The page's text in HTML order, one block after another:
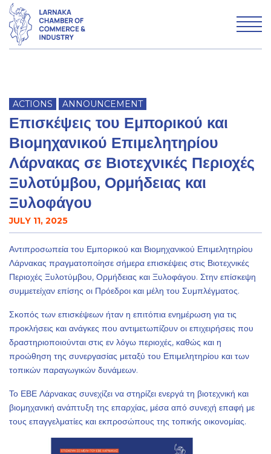
WHAT WE DO
MEMBERSHIP
Advertise with LCCI
Why Larnaka
News & Articles
Contact us
ACTIONS ANNOUNCEMENT
Επισκέψεις του Εμπορικού και
Βιομηχανικού Επιμελητηρίου
Λάρνακας σε Βιοτεχνικές Περιοχές
Ξυλοτύμβου, Ορμήδειας και
Ξυλοφάγου
JULY 11, 2025
Αντιπροσωπεία του Εμπορικού και Βιομηχανικού Επιμελητηρίου
Λάρνακας πραγματοποίησε σήμερα επισκέψεις στις Βιοτεχνικές
Περιοχές Ξυλοτύμβου, Ορμήδειας και Ξυλοφάγου. Στην επίσκεψη
συμμετείχαν επίσης οι Πρόεδροι και μέλη του Συμπλέγματος.
Σκοπός των επισκέψεων ήταν η επιτόπια ενημέρωση για τις
προκλήσεις και ανάγκες που αντιμετωπίζουν οι επιχειρήσεις που
δραστηριοποιούνται στις εν λόγω περιοχές, καθώς και η
προώθηση της συνεργασίας μεταξύ του Επιμελητηρίου και των
τοπικών παραγωγικών δυνάμεων.
Το ΕΒΕ Λάρνακας συνεχίζει να στηρίζει ενεργά τη βιοτεχνική και
βιομηχανική ανάπτυξη της επαρχίας, μέσα από συνεχή επαφή με
τους επαγγελματίες και εκπροσώπους της τοπικής οικονομίας.